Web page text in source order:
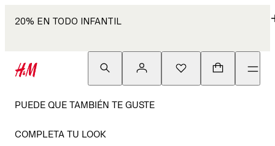
20% EN TODO INFANTIL
PUEDE QUE TAMBIÉN TE GUSTE
COMPLETA TU LOOK